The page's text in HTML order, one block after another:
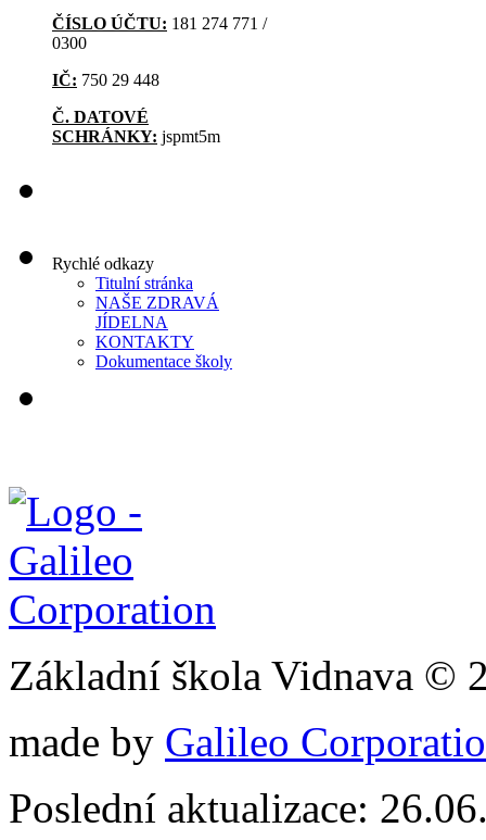
ČÍSLO ÚČTU: 181 274 771 /
0300
IČ: 750 29 448
Č. DATOVÉ
SCHRÁNKY: jspmt5m
Rychlé odkazy
Titulní stránka
NAŠE ZDRAVÁ
JÍDELNA
KONTAKTY
Dokumentace školy
Základní škola Vidnava ©
made by Galileo
Poslední aktualizace: